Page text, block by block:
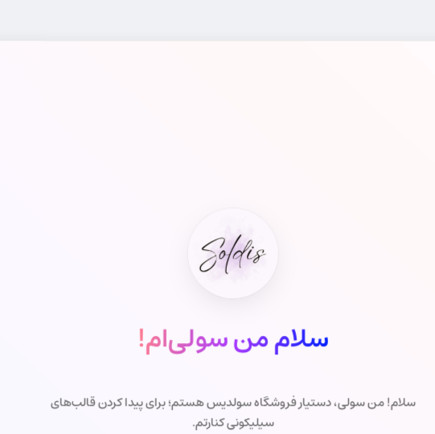
سلام من سولی‌ام!
سلام! من سولی، دستیار فروشگاه سولدیس هستم؛ برای پیدا کردن قالب‌های
سیلیکونی کنارتم.